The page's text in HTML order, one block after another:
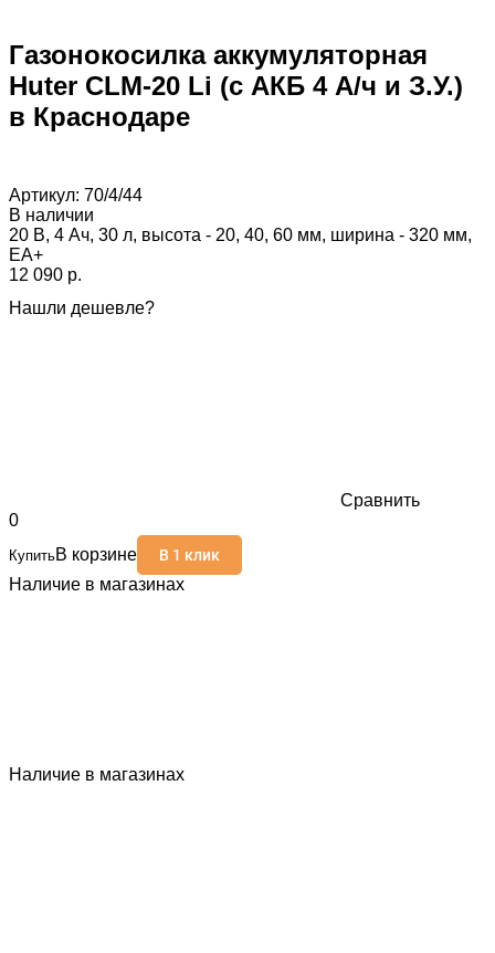
Газонокосилка аккумуляторная
Huter CLM-20 Li (с АКБ 4 А/ч и З.У.)
в Краснодаре
Артикул: 70/4/44
В наличии
20 В, 4 Ач, 30 л, высота - 20, 40, 60 мм, ширина - 320 мм,
ЕА+
12 090 p.
Нашли дешевле?
Сравнить
0
КупитьВ корзине В 1 клик
Наличие в магазинах
Наличие в магазинах